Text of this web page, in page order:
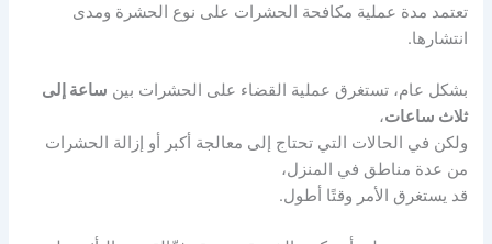
تعتمد مدة عملية مكافحة الحشرات على نوع الحشرة ومدى
انتشارها.
بشكل عام، تستغرق عملية القضاء على الحشرات بين ساعة إلى
ثلاث ساعات،
ولكن في الحالات التي تحتاج إلى معالجة أكبر أو إزالة الحشرات
من عدة مناطق في المنزل،
قد يستغرق الأمر وقتًا أطول.